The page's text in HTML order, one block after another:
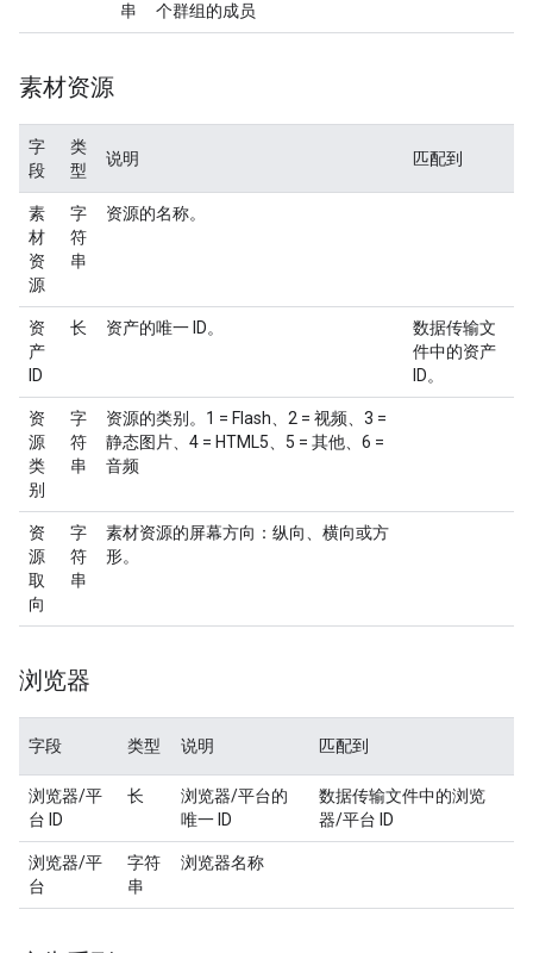
串
个群组的成员
素材资源
字
段
类
型
说明 匹配到
素
材
资
源
字
符
串
资源的名称。
资
产
ID
长 资产的唯一 ID。
数据传输文
件中的资产
ID。
资
源
类
别
字
符
串
资源的类别。1 = Flash、2 = 视频、3 =
静态图片、4 = HTML5、5 = 其他、6 =
音频
资
源
取
向
字
符
串
素材资源的屏幕方向：纵向、横向或方
形。
浏览器
字段 类型 说明 匹配到
浏览器/平
台 ID
长
浏览器/平台的
唯一 ID
数据传输文件中的浏览
器/平台 ID
浏览器/平
台
字符
串
浏览器名称